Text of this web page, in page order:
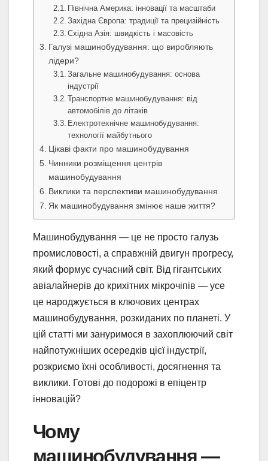
Північна Америка: інновації та масштаби
Західна Європа: традиції та прецизійність
Східна Азія: швидкість і масовість
Галузі машинобудування: що виробляють
лідери?
Загальне машинобудування: основа
індустрії
Транспортне машинобудування: від
автомобілів до літаків
Електротехнічне машинобудування:
технології майбутнього
Цікаві факти про машинобудування
Чинники розміщення центрів
машинобудування
Виклики та перспективи машинобудування
Як машинобудування змінює наше життя?
Машинобудування — це не просто галузь
промисловості, а справжній двигун прогресу,
який формує сучасний світ. Від гігантських
авіалайнерів до крихітних мікрочіпів — усе
це народжується в ключових центрах
машинобудування, розкиданих по планеті. У
цій статті ми зануримося в захоплюючий світ
найпотужніших осередків цієї індустрії,
розкриємо їхні особливості, досягнення та
виклики. Готові до подорожі в епіцентр
інновацій?
Чому
машинобудування —